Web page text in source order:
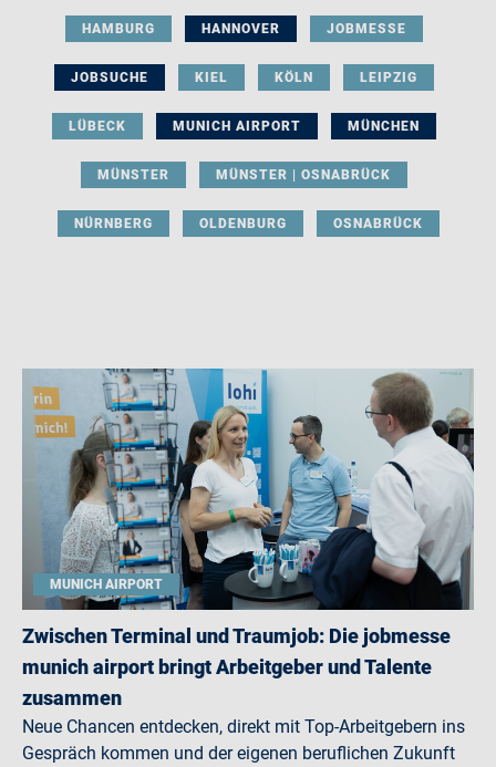
HAMBURG HANNOVER JOBMESSE
JOBSUCHE KIEL KÖLN LEIPZIG
LÜBECK MUNICH AIRPORT MÜNCHEN
MÜNSTER MÜNSTER | OSNABRÜCK
NÜRNBERG OLDENBURG OSNABRÜCK
MUNICH AIRPORT
Zwischen Terminal und Traumjob: Die jobmesse
munich airport bringt Arbeitgeber und Talente
zusammen
Neue Chancen entdecken, direkt mit Top-Arbeitgebern ins
Gespräch kommen und der eigenen beruflichen Zukunft